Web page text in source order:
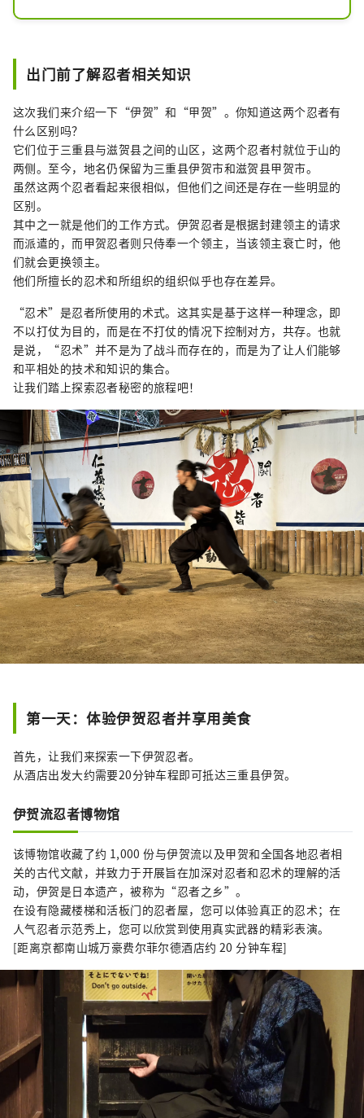
路边站旁边，客人可以从房间窗户欣赏
能享受到的特殊体验。周边地区拥有历
的美丽自然风光。您还可以在路边站购
柿和原木种植的香菇。据说这里是京都
茶文化的发源地，遍布群山的广阔茶田
令人叹为观止。享受这清新的微风，在
出门前了解忍者相关知识
这次我们来介绍一下“伊贺”和“甲贺”。你知道这两个忍者有
什么区别吗？
它们位于三重县与滋贺县之间的山区，这两个忍者村就位于山的
两侧。至今，地名仍保留为三重县伊贺市和滋贺县甲贺市。
虽然这两个忍者看起来很相似，但他们之间还是存在一些明显的
区别。
其中之一就是他们的工作方式。伊贺忍者是根据封建领主的请求
而派遣的，而甲贺忍者则只侍奉一个领主，当该领主衰亡时，他
们就会更换领主。
他们所擅长的忍术和所组织的组织似乎也存在差异。
“忍术”是忍者所使用的术式。这其实是基于这样一种理念，即
不以打仗为目的，而是在不打仗的情况下控制对方，共存。也就
是说，“忍术”并不是为了战斗而存在的，而是为了让人们能够
和平相处的技术和知识的集合。
让我们踏上探索忍者秘密的旅程吧！
第一天：体验伊贺忍者并享用美食
首先，让我们来探索一下伊贺忍者。
从酒店出发大约需要20分钟车程即可抵达三重县伊贺。
伊贺流忍者博物馆
该博物馆收藏了约 1,000 份与伊贺流以及甲贺和全国各地忍者相
关的古代文献，并致力于开展旨在加深对忍者和忍术的理解的活
动，伊贺是日本遗产，被称为“忍者之乡”。
在设有隐藏楼梯和活板门的忍者屋，您可以体验真正的忍术；在
人气忍者示范秀上，您可以欣赏到使用真实武器的精彩表演。
[距离京都南山城万豪费尔菲尔德酒店约 20 分钟车程]